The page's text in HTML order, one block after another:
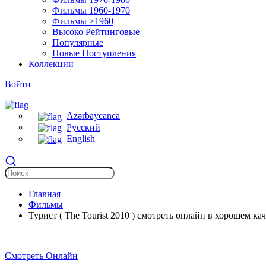
Фильмы 1960-1970
Фильмы >1960
Высоко Рейтинговые
Популярные
Новые Поступления
Коллекции
Войти
Azərbaycanca
Русский
English
Главная
Фильмы
Турист ( The Tourist 2010 ) смотреть онлайн в хорошем
Смотреть Онлайн